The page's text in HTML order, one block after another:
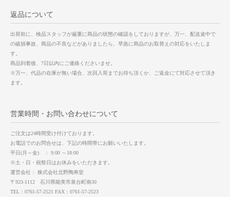
返品について
出荷前に、検品スタッフが厳重に商品の状態の確認をしておりますが、万一、配送途中で
の破損事故、商品の不良などがありましたら、早急に商品のお取替えの対応をいたしま
す。
商品到着後、7日以内にご連絡くださいませ。
※万一、代品の在庫が無い場合、次回入荷までお待ち頂くか、ご返金にて対応させて頂き
ます。
営業時間・お問い合わせについて
ご注文は24時間受け付けております。
お電話でのお問合せは、下記の時間帯にお願いいたします。
平日(月～金) ： 9:00 ～18:00
※土・日・祝祭日はお休みをいただきます。
運営会社： 株式会社北野陶寿堂
〒923-1112 石川県能美市泉台町南30
TEL：0761-57-2521 FAX：0761-57-2523